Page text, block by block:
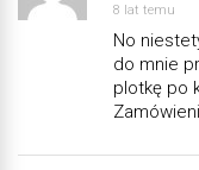
8 lat temu
No
do mnie
plotkę po